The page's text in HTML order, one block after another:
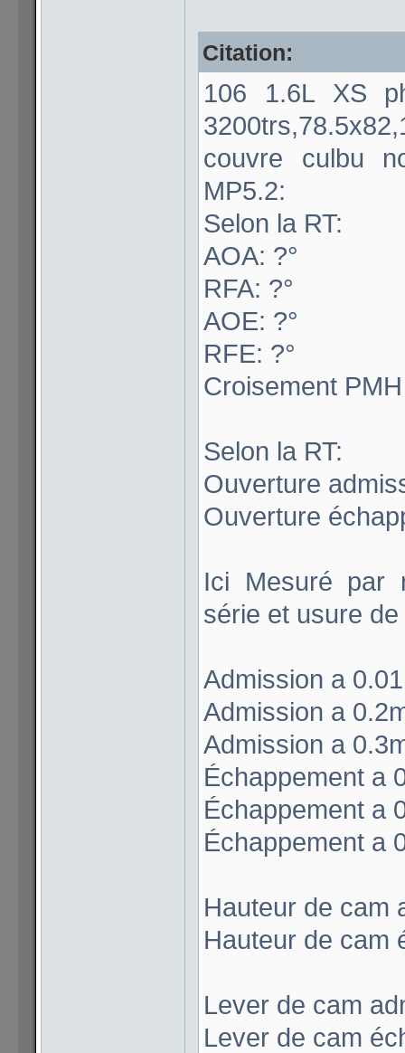
Citation:
106 1.6L XS
couvre culbu
MP5.2:
Selon la RT:
AOA: ?°
RFA: ?°
AOE: ?°
RFE: ?°
Croisement
Selon la RT:
Ouverture
Ouverture
Ici Mesuré par
série et usure
Admission a
Admission a
Admission a
Échappement a
Échappement a
Échappement a
Hauteur de cam
Hauteur de cam
Lever de cam
Lever de cam